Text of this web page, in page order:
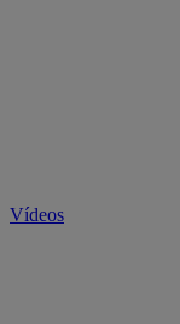
Vídeos